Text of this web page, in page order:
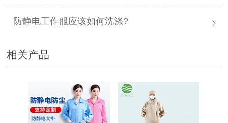
防静电工作服应该如何洗涤?
相关产品